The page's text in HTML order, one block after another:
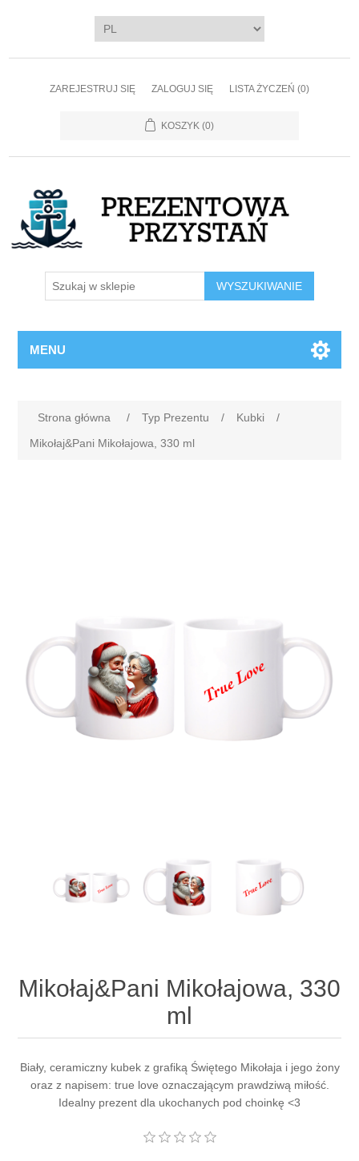
ZAREJESTRUJ SIĘ ZALOGUJ SIĘ LISTA ŻYCZEŃ (0)
KOSZYK (0)
WYSZUKIWANIE
MENU
Strona główna / Typ Prezentu / Kubki
/
Mikołaj&Pani Mikołajowa, 330 ml
Mikołaj&Pani Mikołajowa, 330
ml
Biały, ceramiczny kubek z grafiką Świętego Mikołaja i jego żony
oraz z napisem: true love oznaczającym prawdziwą miłość.
Idealny prezent dla ukochanych pod choinkę <3